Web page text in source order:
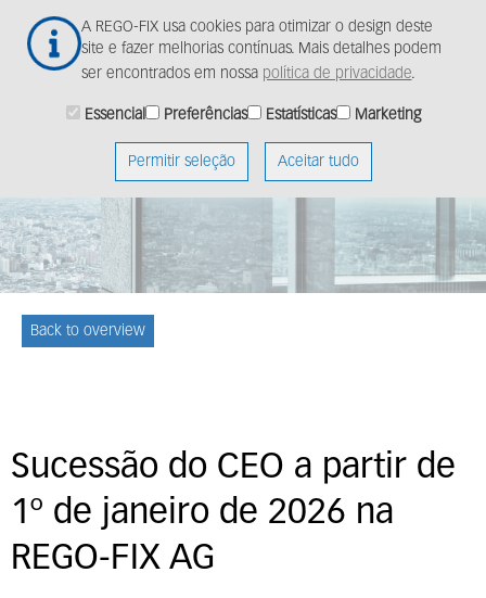
A REGO-FIX usa cookies para otimizar o design deste
site e fazer melhorias contínuas. Mais detalhes podem
ser encontrados em nossa política de privacidade.
Essencial Preferências Estatísticas Marketing
Permitir seleção Aceitar tudo
para
Back to overview
Sucessão do CEO a partir de
1º de janeiro de 2026 na
REGO-FIX AG